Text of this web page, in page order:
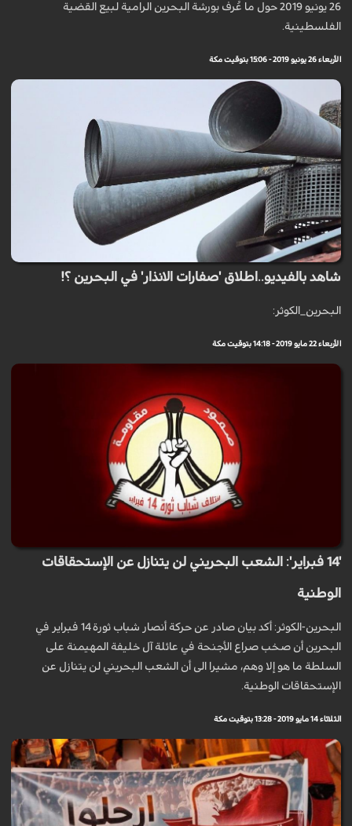
26 يونيو 2019 حول ما عُرف بورشة البحرين الرامية لبيع القضية
الفلسطينية.
الأربعاء 26 يونيو 2019 - 15:06 بتوقيت مكة
شاهد بالفيديو..اطلاق 'صفارات الانذار' في البحرين ؟!
البحرين_الكوثر:
الأربعاء 22 مايو 2019 - 14:18 بتوقيت مكة
'14 فبراير': الشعب البحريني لن يتنازل عن الإستحقاقات
الوطنية
البحرين-الكوثر: أكد بيان صادر عن حركة أنصار شباب ثورة 14 فبراير في
البحرين أن صخب صراع الأجنحة في عائلة آل خليفة المهيمنة على
السلطة ما هو إلا وهم، مشيرا الى أن الشعب البحريني لن يتنازل عن
الإستحقاقات الوطنية.
الثلاثاء 14 مايو 2019 - 13:28 بتوقيت مكة